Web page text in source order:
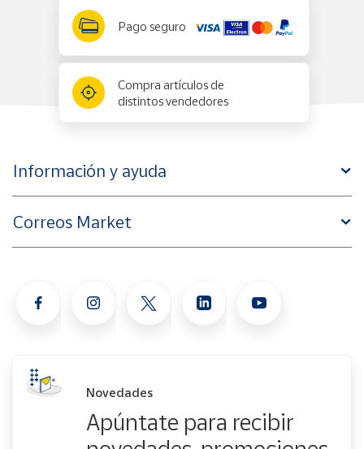
Pago seguro
Compra artículos de
distintos vendedores
Información y ayuda
Correos Market
Novedades
Apúntate para recibir